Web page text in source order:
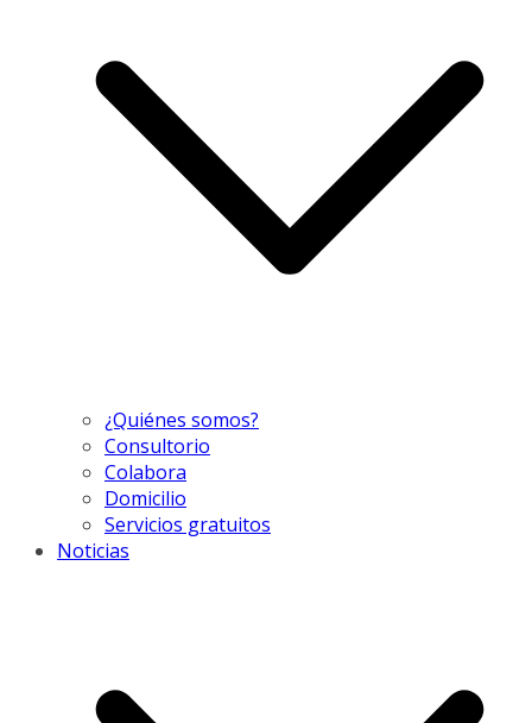
¿Quiénes somos?
Consultorio
Colabora
Domicilio
Servicios gratuitos
Noticias